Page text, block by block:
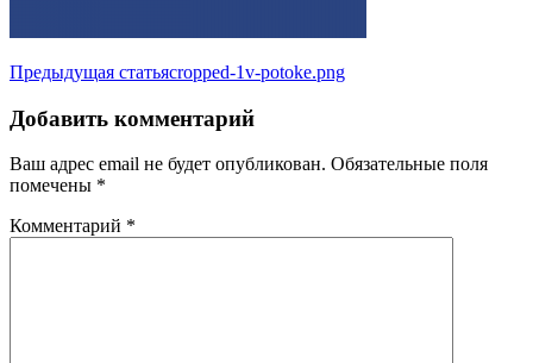
Навигация
по
записям
Предыдущая статьяcropped-1v-potoke.png
Добавить комментарий
Ваш адрес email не будет опубликован. Обязательные поля
помечены *
Комментарий *